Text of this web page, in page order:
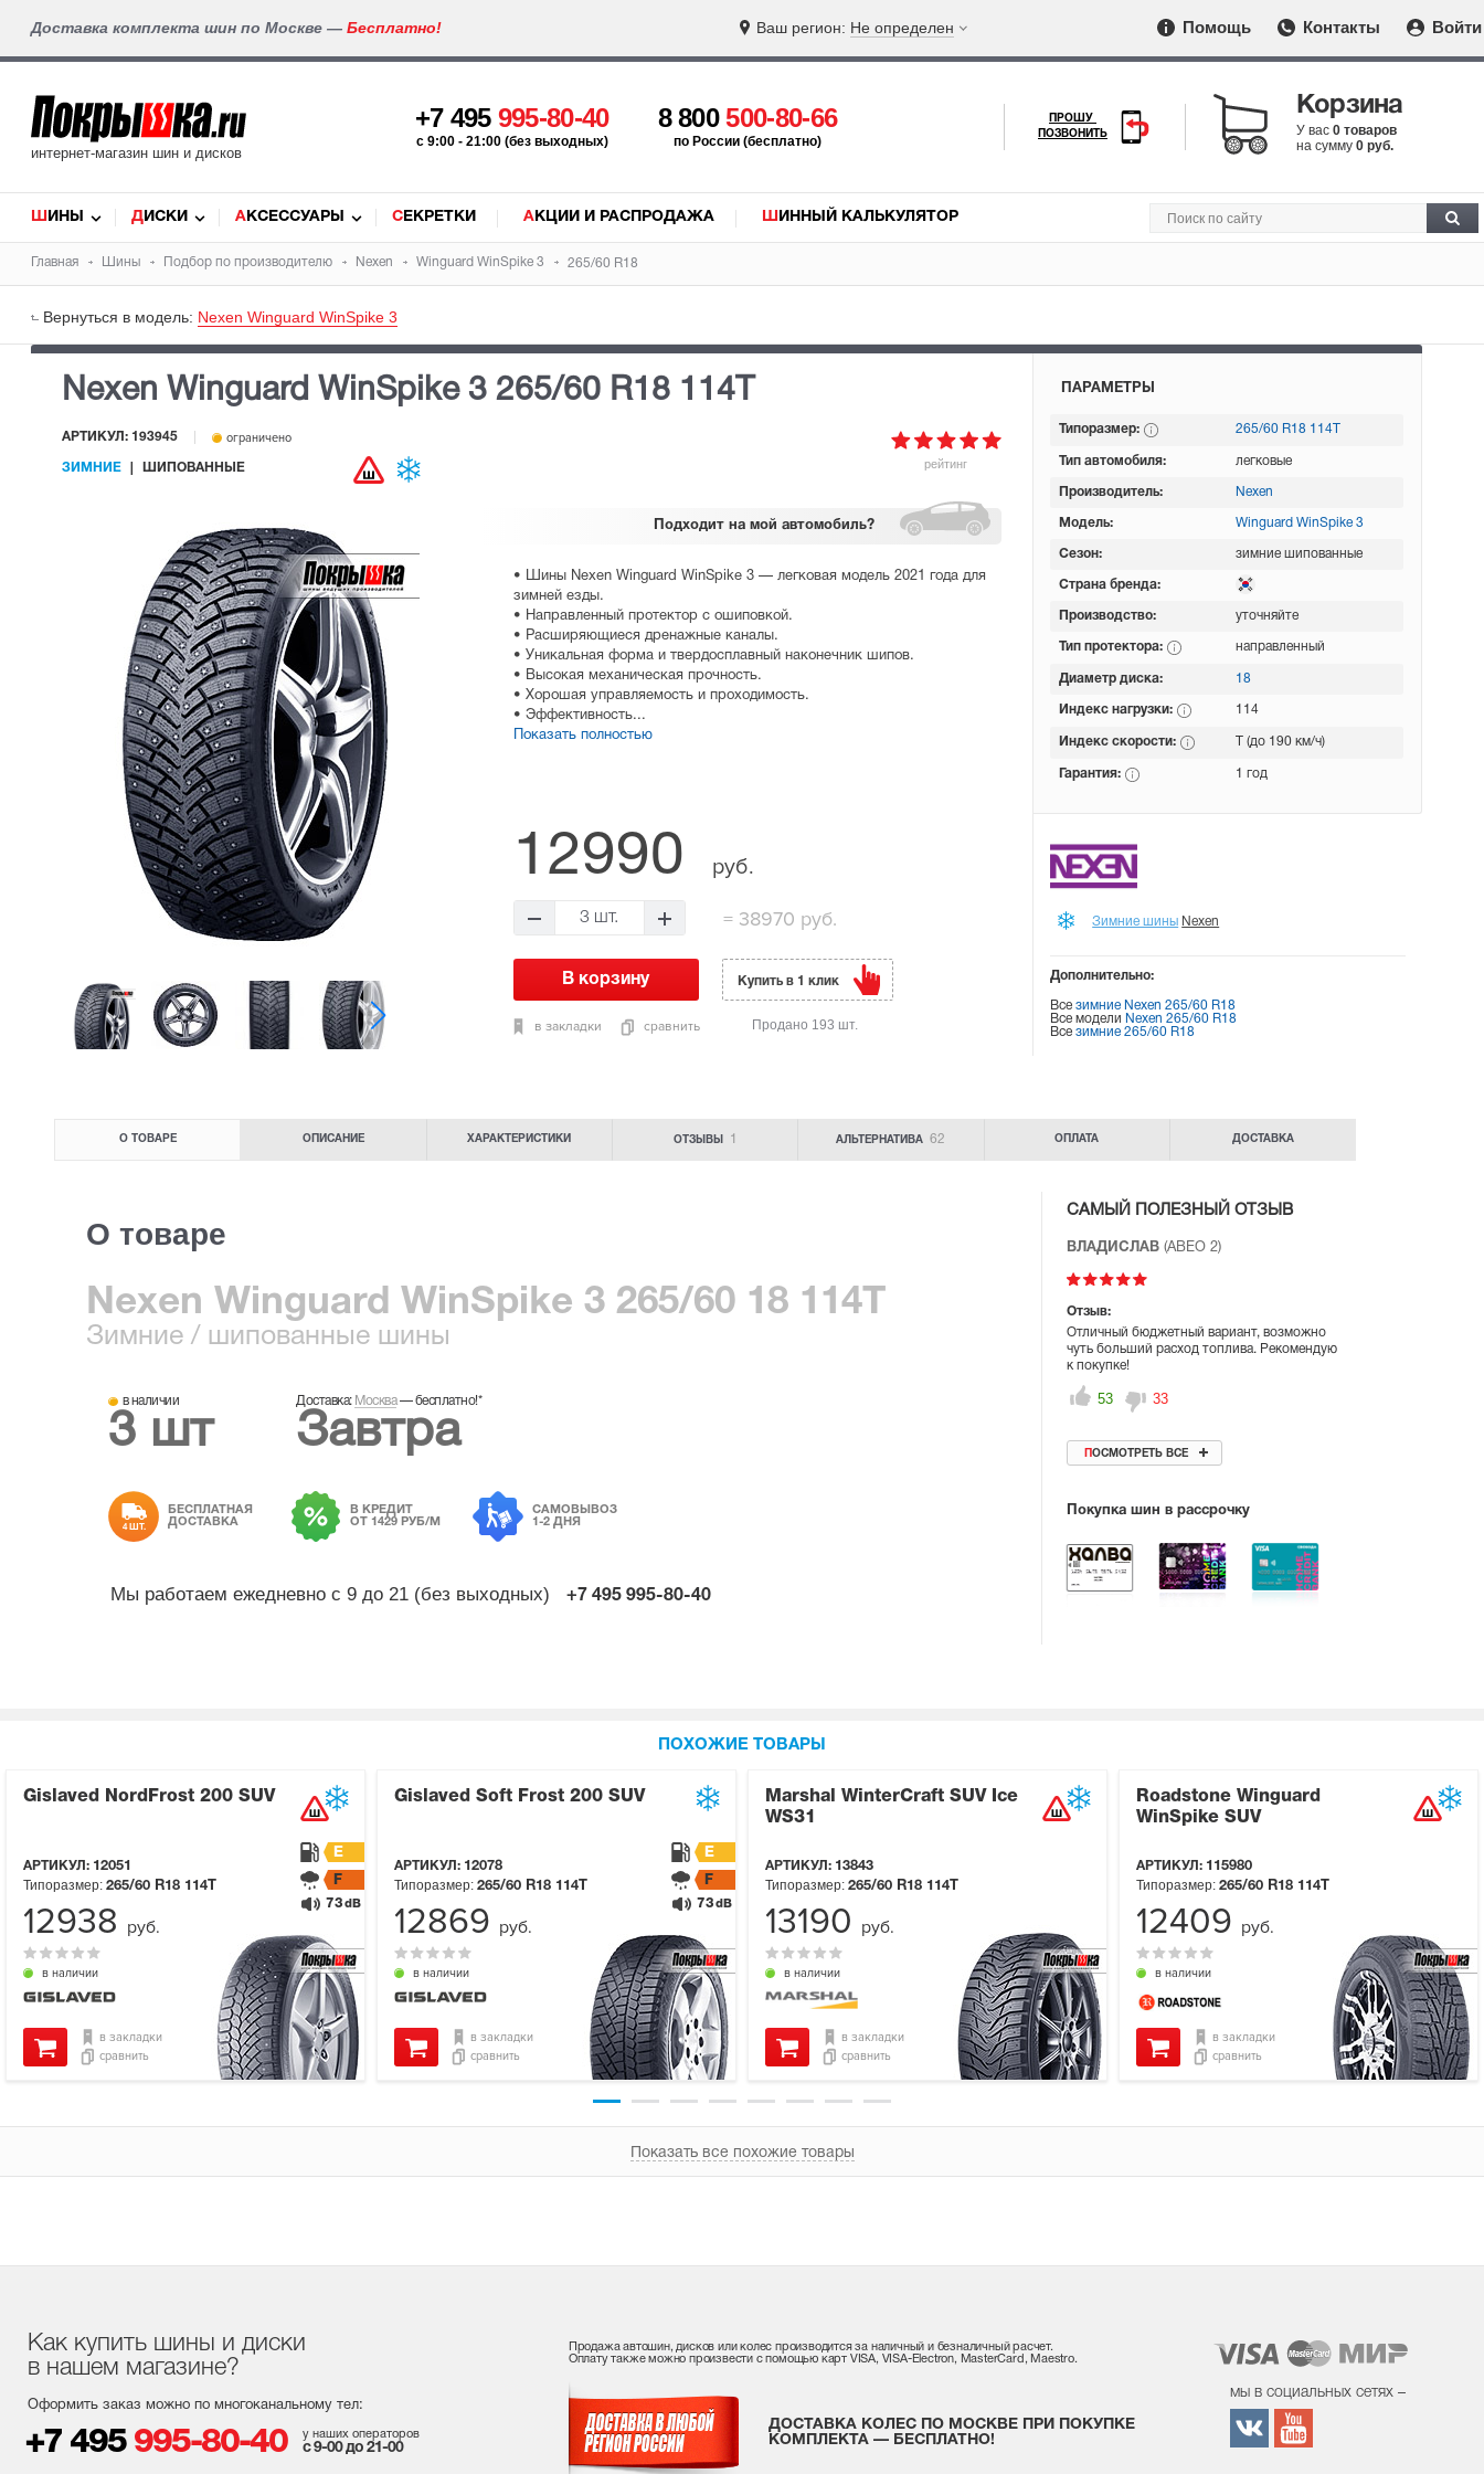
Доставка комплекта шин по Москве — Бесплатно! Ваш регион: Не определен Помощь Контакты Войти
интернет-магазин шин и дисков
+7 495 995-80-40
c 9:00 - 21:00 (без выходных)
8 800500-80-66
по России (бесплатно)
ПРОШУ
ПОЗВОНИТЬ
Корзина
У вас 0 товаров
на сумму 0 руб.
ШИНЫ ДИСКИ АКСЕССУАРЫ СЕКРЕТКИ АКЦИИ И РАСПРОДАЖА ШИННЫЙ КАЛЬКУЛЯТОР
Главная Шины Подбор по производителю Nexen Winguard WinSpike 3 265/60 R18
Вернуться в модель: Nexen Winguard WinSpike 3
Nexen Winguard WinSpike 3 265/60 R18 114T
рейтинг
АРТИКУЛ: 193945 ограничено
ЗИМНИЕ ШИПОВАННЫЕ
Подходит на мой автомобиль?
• Шины Nexen Winguard WinSpike 3 — легковая модель 2021 года для
зимней езды.
• Направленный протектор с ошиповкой.
• Расширяющиеся дренажные каналы.
• Уникальная форма и твердосплавный наконечник шипов.
• Высокая механическая прочность.
• Хорошая управляемость и проходимость.
• Эффективность...
Показать полностью
12990 руб.
3 шт. =38970 руб.
в закладки сравнить
Купить в 1 клик
Продано 193 шт.
ПАРАМЕТРЫ
Типоразмер: 265/60 R18 114T
Тип автомобиля: легковые
Производитель: Nexen
Модель: Winguard WinSpike 3
Сезон: зимние шипованные
Страна бренда:
Производство: уточняйте
Тип протектора: направленный
Диаметр диска: 18
Индекс нагрузки: 114
Индекс скорости: T (до 190 км/ч)
Гарантия: 1 год
Зимние шины Nexen
Дополнительно:
Всезимние Nexen 265/60 R18
Все модели Nexen 265/60 R18
Всезимние 265/60 R18
О ТОВАРЕ ОПИСАНИЕ ХАРАКТЕРИСТИКИ ОТЗЫВЫ 1 АЛЬТЕРНАТИВА 62 ОПЛАТА ДОСТАВКА
О товаре
Nexen Winguard WinSpike 3 265/60 18 114T
Зимние / шипованные шины
в наличии
3 шт
Доставка: Москва—бесплатно!*
Завтра
4 ШТ.
БЕСПЛАТНАЯ
ДОСТАВКА
В КРЕДИТ
ОТ 1429 РУБ/М
САМОВЫВОЗ
1-2 ДНЯ
Мы работаем ежедневно с 9 до 21 (без выходных) +7 495 995-80-40
САМЫЙ ПОЛЕЗНЫЙ ОТЗЫВ
ВЛАДИСЛАВ (АВЕО 2)
Отзыв:
Отличный бюджетный вариант, возможно
чуть больший расход топлива. Рекомендую
к покупке!
53 33
ПОСМОТРЕТЬ ВСЕ
Покупка шин в рассрочку
ПОХОЖИЕ ТОВАРЫ
Gislaved NordFrost 200 SUV
АРТИКУЛ: 12051
в наличии
Типоразмер: 265/60 R18 114T
E
F
73 dB
в закладки
сравнить
12938 руб.
Gislaved Soft Frost 200 SUV
АРТИКУЛ: 12078
в наличии
Типоразмер: 265/60 R18 114T
E
F
73 dB
в закладки
сравнить
12869 руб.
Marshal WinterCraft SUV Ice
WS31
АРТИКУЛ: 13843
в наличии
Типоразмер: 265/60 R18 114T
в закладки
сравнить
13190 руб.
Roadstone Winguard
WinSpike SUV
АРТИКУЛ: 115980
в наличии
Типоразмер: 265/60 R18 114T
в закладки
сравнить
12409 руб.
Показать все похожие товары
Как купить шины и диски
в нашем магазине?
Оформить заказ можно по многоканальному тел:
+7 495 995-80-40 у наших операторов
с 9-00 до 21-00
Продажа автошин, дисков или колес производится за наличный и безналичный расчет.
Оплату также можно произвести с помощью карт VISA, VISA-Electron, MasterCard, Maestro.
ДОСТАВКА КОЛЕС ПО МОСКВЕ ПРИ ПОКУПКЕ
КОМПЛЕКТА — БЕСПЛАТНО!
мы в социальных сетях –